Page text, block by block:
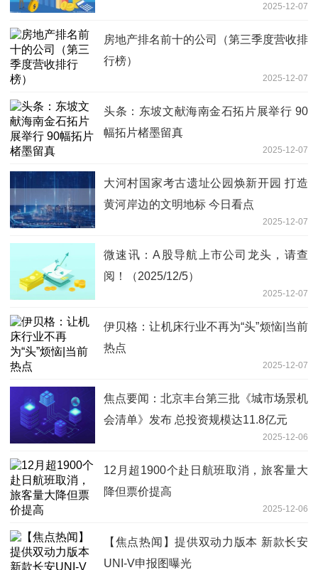
2025-12-07
房地产排名前十的公司（第三季度营收排
行榜）
2025-12-07
头条：东坡文献海南金石拓片展举行 90
幅拓片楮墨留真
2025-12-07
大河村国家考古遗址公园焕新开园 打造
黄河岸边的文明地标 今日看点
2025-12-07
微速讯：A股导航上市公司龙头，请查
阅！（2025/12/5）
2025-12-07
伊贝格：让机床行业不再为“头”烦恼|当前
热点
2025-12-07
焦点要闻：北京丰台第三批《城市场景机
会清单》发布 总投资规模达11.8亿元
2025-12-06
12月超1900个赴日航班取消，旅客量大
降但票价提高
2025-12-06
【焦点热闻】提供双动力版本 新款长安
UNI-V申报图曝光